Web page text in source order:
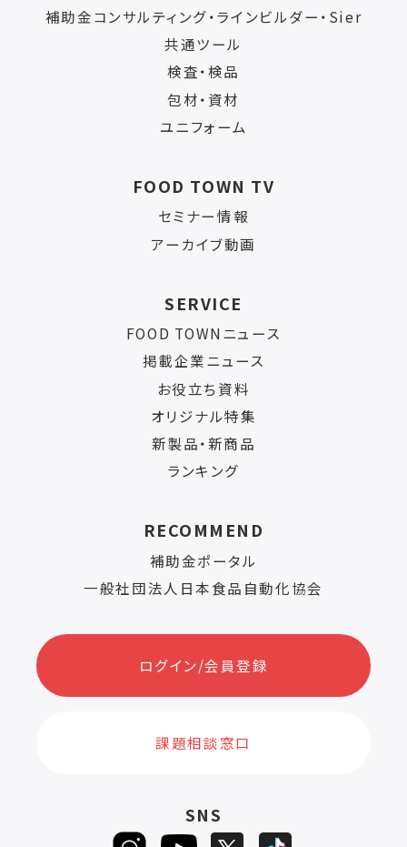
補助金コンサルティング・ラインビルダー・Sier
共通ツール
検査・検品
包材・資材
ユニフォーム
FOOD TOWN TV
セミナー情報
アーカイブ動画
SERVICE
FOOD TOWNニュース
掲載企業ニュース
お役立ち資料
オリジナル特集
新製品・新商品
ランキング
RECOMMEND
補助金ポータル
一般社団法人日本食品自動化協会
ログイン/会員登録
課題相談窓口
SNS